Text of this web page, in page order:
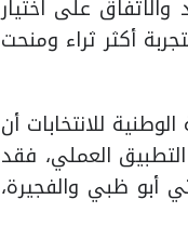
والاتفاق على اختيار
أكثر ثراء ومنحت
للانتخابات أن
بنسبة 50 %. أما على مستوى التطبيق العملي، فقد
أبو ظبي والفجيرة،